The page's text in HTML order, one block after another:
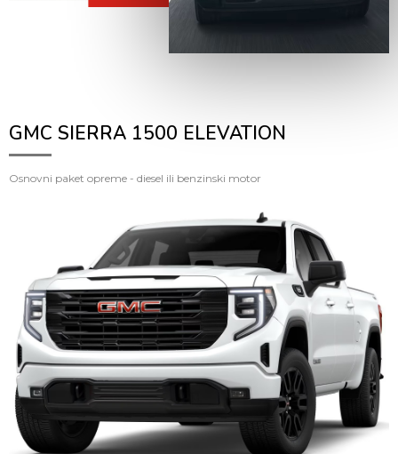
GMC SIERRA 1500 ELEVATION
Osnovni paket opreme - diesel ili benzinski motor